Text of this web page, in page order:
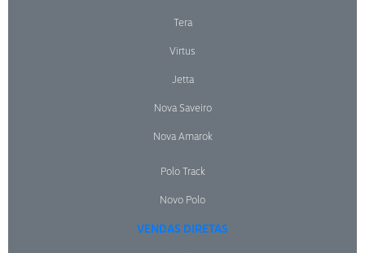
Tera
Virtus
Jetta
Nova Saveiro
Nova Amarok
Polo Track
Novo Polo
VENDAS DIRETAS